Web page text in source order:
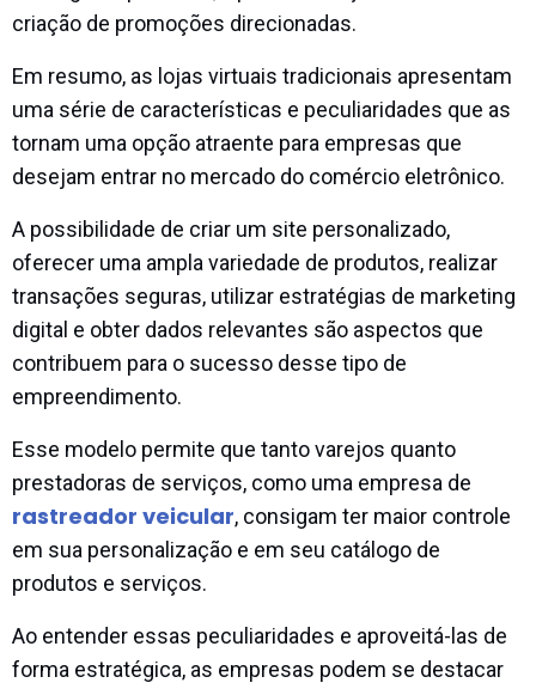
criação de promoções direcionadas.
Em resumo, as lojas virtuais tradicionais apresentam
uma série de características e peculiaridades que as
tornam uma opção atraente para empresas que
desejam entrar no mercado do comércio eletrônico.
A possibilidade de criar um site personalizado,
oferecer uma ampla variedade de produtos, realizar
transações seguras, utilizar estratégias de marketing
digital e obter dados relevantes são aspectos que
contribuem para o sucesso desse tipo de
empreendimento.
Esse modelo permite que tanto varejos quanto
prestadoras de serviços, como uma empresa de
rastreador veicular, consigam ter maior controle
em sua personalização e em seu catálogo de
produtos e serviços.
Ao entender essas peculiaridades e aproveitá-las de
forma estratégica, as empresas podem se destacar